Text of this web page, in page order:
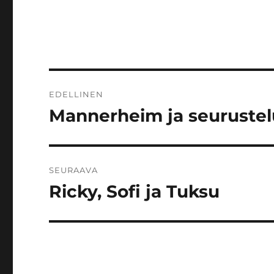
selaus
EDELLINEN
Edellinen
Mannerheim ja
SEURAAVA
Seuraava
Ricky, Sofi ja Tuksu